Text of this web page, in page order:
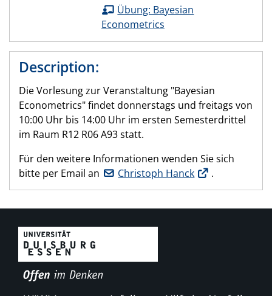
Übung: Bayesian
Econometrics
Description:
Die Vorlesung zur Veranstaltung "Bayesian
Econometrics" findet donnerstags und freitags von
10:00 Uhr bis 14:00 Uhr im ersten Semesterdrittel
im Raum R12 R06 A93 statt.
Für den weitere Informationen wenden Sie sich
bitte per Email an
Christoph Hanck .